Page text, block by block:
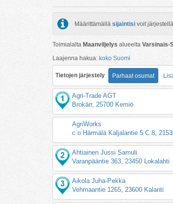
Määrittämällä sijaintisi voit
Toimialalta Maanviljelys alueelta Varsinais-
Laajenna hakua: koko Suomi
Tietojen järjestely Parhaat osumat
Agri-Trade AGT
Brokärr, 25700 Kemiö
AgriWorks
c o Härmälä Kaljalantie 5 C 8,
Ahtiainen Jussi Samuli
Varanpääntie 363, 23450 Lokalahti
Aikola Juha-Pekka
Vehmaantie 1265, 23600 Kalanti